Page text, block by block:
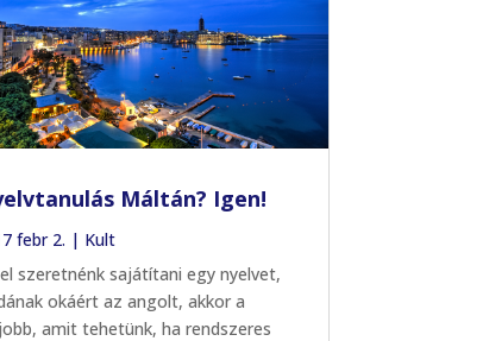
Máltán? Igen!
febr 2. | Kult
szeretnénk sajátítani egy nyelvet,
okáért az angolt, akkor a
amit tehetünk, ha rendszeres